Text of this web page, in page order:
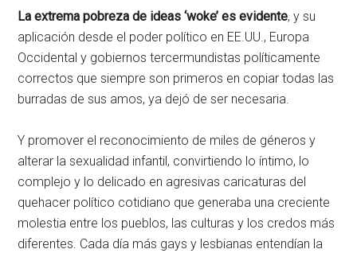
La extrema pobreza de ideas ‘woke’ es evidente, y su
aplicación desde el poder político en EE.UU., Europa
Occidental y gobiernos tercermundistas políticamente
correctos que siempre son primeros en copiar todas las
burradas de sus amos, ya dejó de ser necesaria.
Y promover el reconocimiento de miles de géneros y
alterar la sexualidad infantil, convirtiendo lo íntimo, lo
complejo y lo delicado en agresivas caricaturas del
quehacer político cotidiano que generaba una creciente
molestia entre los pueblos, las culturas y los credos más
diferentes. Cada día más gays y lesbianas entendían la